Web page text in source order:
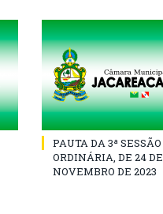
PAUTA DA 3ª SESSÃO
ORDINÁRIA, DE 24 DE
NOVEMBRO DE 2023